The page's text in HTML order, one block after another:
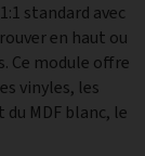
standard avec
en haut ou
Ce module offre
vinyles, les
MDF blanc, le